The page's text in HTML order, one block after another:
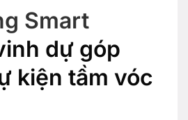
Smart
dự góp
kiện tầm vóc